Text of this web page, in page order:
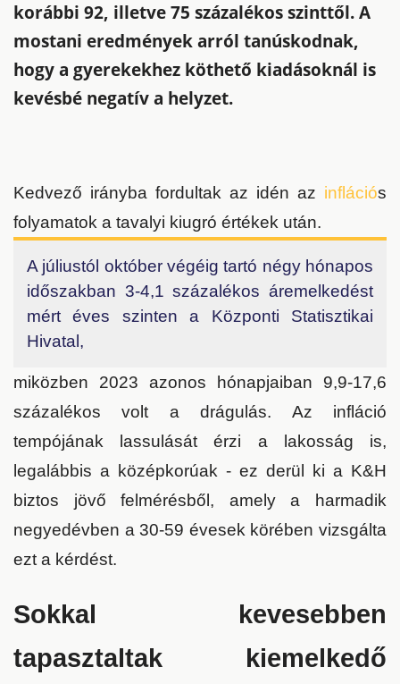
korábbi 92, illetve 75 százalékos szinttől. A
mostani eredmények arról tanúskodnak,
hogy a gyerekekhez köthető kiadásoknál is
kevésbé negatív a helyzet.
Kedvező irányba fordultak az idén az inflációs
folyamatok a tavalyi kiugró értékek után.
A júliustól október végéig tartó négy hónapos
időszakban 3-4,1 százalékos áremelkedést
mért éves szinten a Központi Statisztikai
Hivatal,
miközben 2023 azonos hónapjaiban 9,9-17,6
százalékos volt a drágulás. Az infláció
tempójának lassulását érzi a lakosság is,
legalábbis a középkorúak - ez derül ki a K&H
biztos jövő felmérésből, amely a harmadik
negyedévben a 30-59 évesek körében vizsgálta
ezt a kérdést.
Sokkal kevesebben
tapasztaltak kiemelkedő